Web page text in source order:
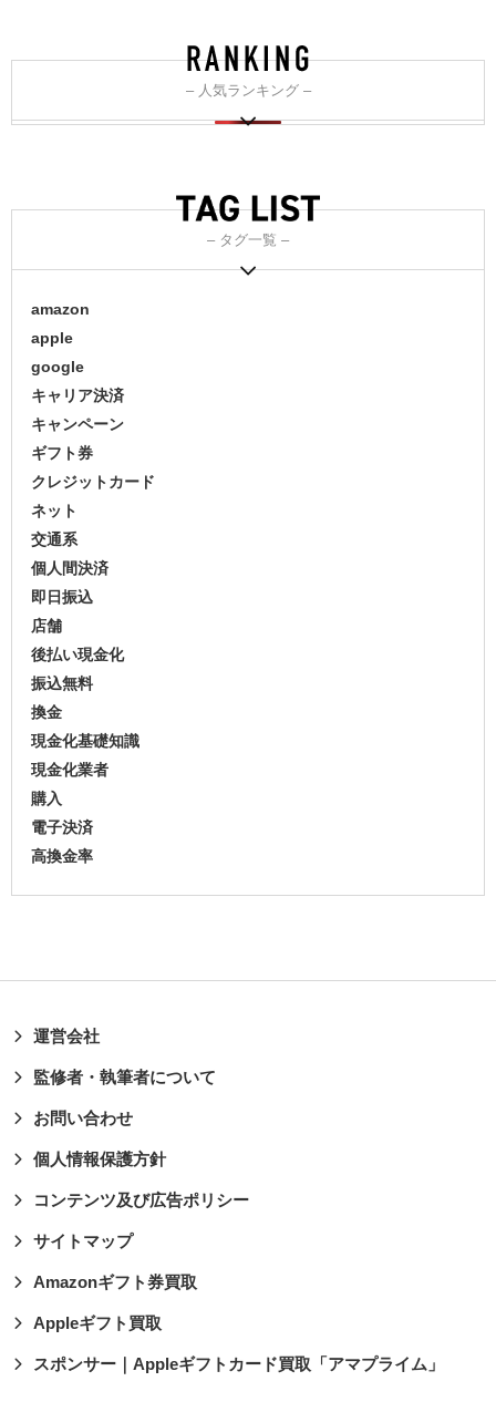
– 人気ランキング –
– タグ一覧 –
amazon
apple
google
キャリア決済
キャンペーン
ギフト券
クレジットカード
ネット
交通系
個人間決済
即日振込
店舗
後払い現金化
振込無料
換金
現金化基礎知識
現金化業者
購入
電子決済
高換金率
運営会社
監修者・執筆者について
お問い合わせ
個人情報保護方針
コンテンツ及び広告ポリシー
サイトマップ
Amazonギフト券買取
Appleギフト買取
スポンサー｜Appleギフトカード買取「アマプライム」